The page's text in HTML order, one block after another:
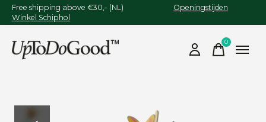
Free shipping above €30,- (NL) Openingstijden
Winkel Schiphol
0items